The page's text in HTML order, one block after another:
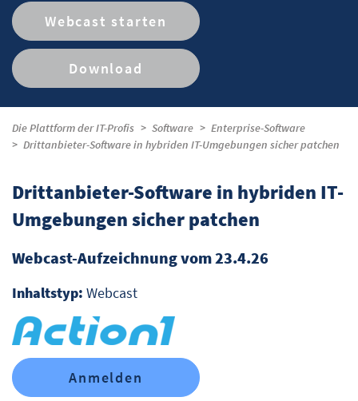
Webcast starten
Download
Die Plattform der IT-Profis Software
Enterprise-Software
Drittanbieter-Software in hybriden IT-Umgebungen sicher patchen
Drittanbieter-Software in hybriden IT-
Umgebungen sicher patchen
Webcast-Aufzeichnung vom 23.4.26
Inhaltstyp: Webcast
Anmelden